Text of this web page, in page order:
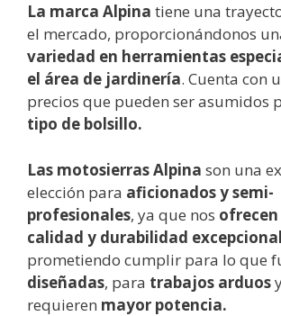
La marca Alpina tiene una
el mercado, proporcionándonos
variedad en herramientas
el área de jardinería. Cuenta con
precios que pueden ser asumidos
tipo de bolsillo.
Las motosierras Alpina son una
elección para aficionados y semi-
profesionales, ya que nos
calidad y durabilidad
prometiendo cumplir para lo que
diseñadas, para trabajos arduos
requieren mayor potencia.